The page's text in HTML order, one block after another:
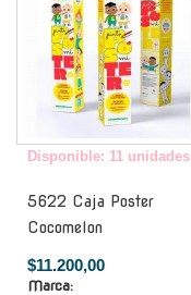
Disponible: 11 unidades
5622 Caja Poster
Cocomelon
$11.200,00
Marca: